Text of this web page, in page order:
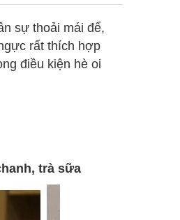
sự thoải mái để,
rất thích hợp
điều kiện hè oi
trà sữa